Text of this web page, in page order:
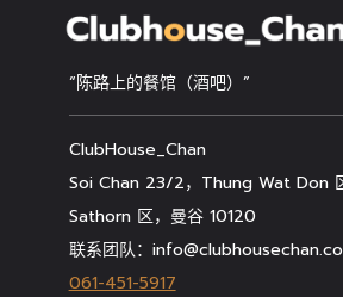
“陈路上的餐馆（酒吧）”
ClubHouse_Chan
Soi Chan 23/2，Thung Wat Don
Sathorn 区，曼谷 10120
联系团队：
061-451-5917